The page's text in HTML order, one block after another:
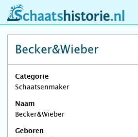
schaatshistorie.nl
Becker&Wieber
Categorie
Schaatsenmaker
Naam
Becker&Wieber
Geboren